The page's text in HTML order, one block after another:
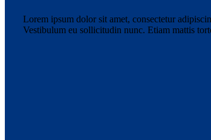
Lorem ipsum dolor sit amet, consectetur
Vestibulum eu sollicitudin nunc. Etiam mattis